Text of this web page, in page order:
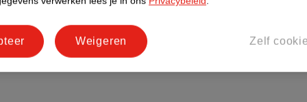
kwaliteit garanderen, zelfs bij de
en controle gericht te verhogen
Zelf
Weigeren